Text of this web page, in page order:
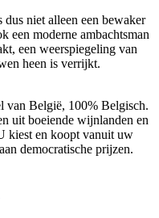
niet alleen een bewaker
een moderne ambachtsman
een weerspiegeling van
heen is verrijkt.
België, 100% Belgisch.
uit boeiende wijnlanden en
kiest en koopt vanuit uw
democratische prijzen.